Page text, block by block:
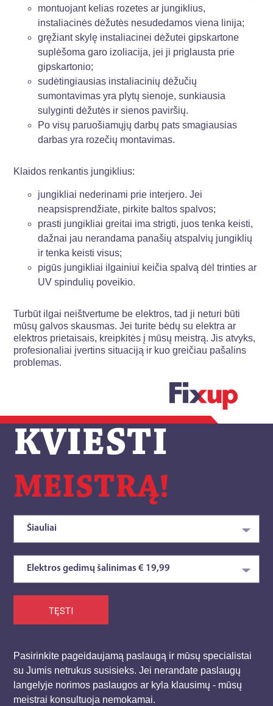
montuojant kelias rozetes ar jungiklius,
instaliacinės dėžutės nesudedamos viena linija;
gręžiant skylę instaliacinei dėžutei gipskartone
suplėšoma garo izoliacija, jei ji priglausta prie
gipskartonio;
sudėtingiausias instaliacinių dėžučių
sumontavimas yra plytų sienoje, sunkiausia
sulyginti dėžutės ir sienos paviršių.
Po visų paruošiamųjų darbų pats smagiausias
darbas yra rozečių montavimas.
Klaidos renkantis jungiklius:
jungikliai nederinami prie interjero. Jei
neapsisprendžiate, pirkite baltos spalvos;
prasti jungikliai greitai ima strigti, juos tenka keisti,
dažnai jau nerandama panašių atspalvių jungiklių
ir tenka keisti visus;
pigūs jungikliai ilgainiui keičia spalvą dėl trinties ar
UV spindulių poveikio.
Turbūt ilgai neištvertume be elektros, tad ji neturi būti
mūsų galvos skausmas. Jei turite bėdų su elektra ar
elektros prietaisais, kreipkitės į mūsų meistrą. Jis atvyks,
profesionaliai įvertins situaciją ir kuo greičiau pašalins
problemas.
KVIESTI
MEISTRĄ!
Šiauliai
Elektros gedimų šalinimas € 19,99
TĘSTI
Pasirinkite pageidaujamą paslaugą ir mūsų specialistai
su Jumis netrukus susisieks. Jei nerandate paslaugų
langelyje norimos paslaugos ar kyla klausimų - mūsų
meistrai konsultuoja nemokamai.